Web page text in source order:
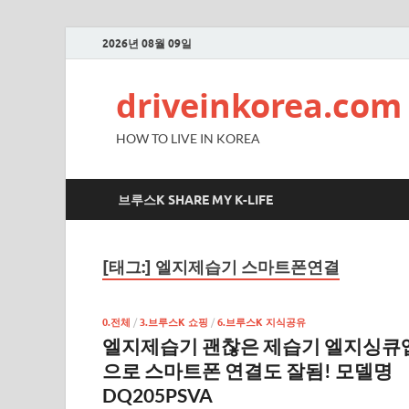
2026년 08월 09일
driveinkorea.com
HOW TO LIVE IN KOREA
브루스K SHARE MY K-LIFE
[태그:] 엘지제습기 스마트폰연결
0.전체 / 3.브루스K 쇼핑 / 6.브루스K 지식공유
엘지제습기 괜찮은 제습기 엘지싱큐
으로 스마트폰 연결도 잘됨! 모델명
DQ205PSVA